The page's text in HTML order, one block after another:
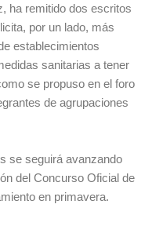
ha remitido dos escritos
por un lado, más
establecimientos
sanitarias a tener
se propuso en el foro
de agrupaciones
se seguirá avanzando
del Concurso Oficial de
en primavera.